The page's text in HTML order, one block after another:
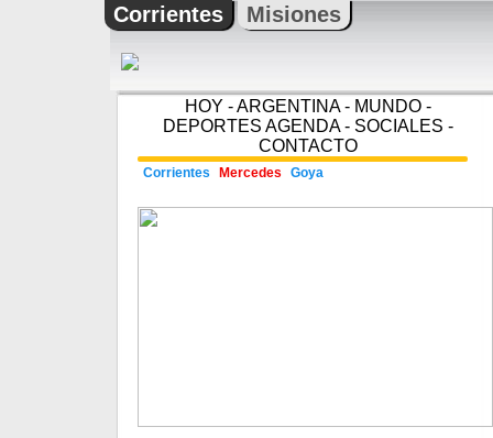
Corrientes Misiones
HOY -ARGENTINA- MUNDO -
DEPORTES AGENDA- SOCIALES -
CONTACTO
Corrientes Mercedes Goya